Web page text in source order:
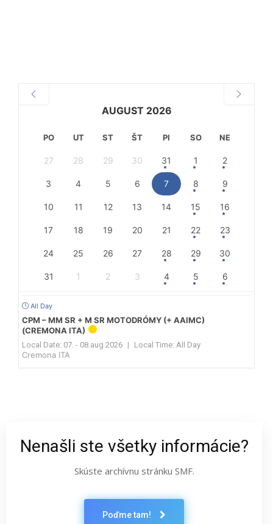
AUGUST 2026
PO UT ST ŠT PI SO NE
27 28 29 30 31 1 2
3 4 5 6 7 8 9
10 11 12 13 14 15 16
17 18 19 20 21 22 23
24 25 26 27 28 29 30
31 1 2 3 4 5 6
All Day
CPM – MM SR + M SR MOTODRÓMY (+ AAIMC)
(CREMONA ITA)
Local Date: 07. - 08.aug 2026 | Local Time: All Day
Cremona ITA
Nenašli ste všetky informácie?
Skúste archívnu stránku SMF.
Poďme tam!